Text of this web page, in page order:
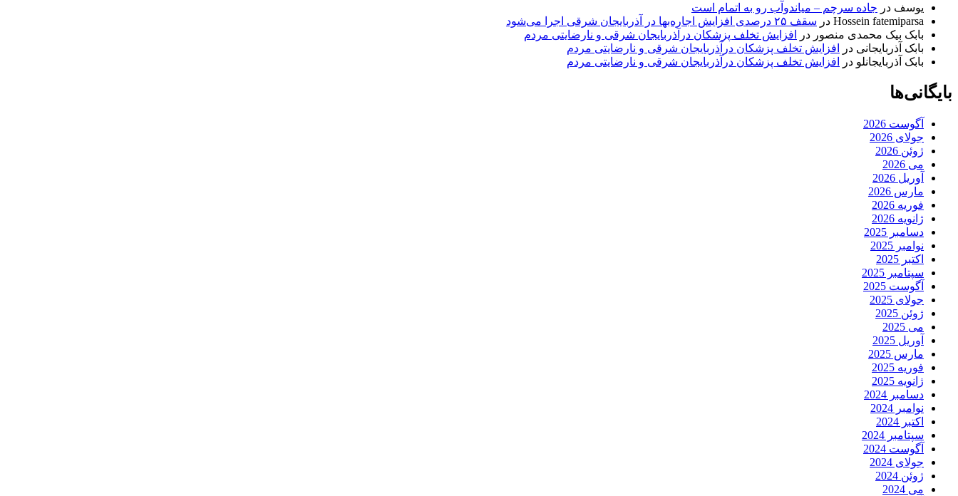
یوسف در جاده سرچم – میاندوآب رو به اتمام است
Hossein fatemiparsa در سقف ۲۵ درصدی افزایش اجاره‌بها در آذربایجان شرقی اجرا می‌شود
بابک بیک محمدی منصور در
افزایش تخلف پزشکان درآذربایجان شرقی و نارضایتی مردم
بابک آذربایجانی در
افزایش تخلف پزشکان درآذربایجان شرقی و نارضایتی مردم
بابک آذربایجانلو در افزایش تخلف پزشکان درآذربایجان شرقی و نارضایتی مردم
بایگانی‌ها
آگوست 2026
جولای 2026
ژوئن 2026
می 2026
آوریل 2026
مارس 2026
فوریه 2026
ژانویه 2026
دسامبر 2025
نوامبر 2025
اکتبر 2025
سپتامبر 2025
آگوست 2025
جولای 2025
ژوئن 2025
می 2025
آوریل 2025
مارس 2025
فوریه 2025
ژانویه 2025
دسامبر 2024
نوامبر 2024
اکتبر 2024
سپتامبر 2024
آگوست 2024
جولای 2024
ژوئن 2024
می 2024